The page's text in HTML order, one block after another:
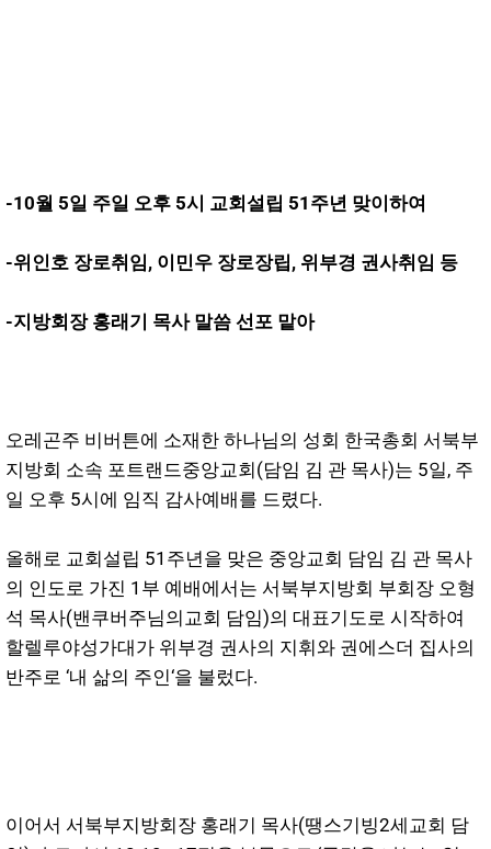
-10월 5일 주일 오후 5시 교회설립 51주년 맞이하여
-위인호 장로취임, 이민우 장로장립, 위부경 권사취임 등
-지방회장 홍래기 목사 말씀 선포 맡아
오레곤주 비버튼에 소재한 하나님의 성회 한국총회 서북부
지방회 소속 포트랜드중앙교회(담임 김 관 목사)는 5일, 주
일 오후 5시에 임직 감사예배를 드렸다.
올해로 교회설립 51주년을 맞은 중앙교회 담임 김 관 목사
의 인도로 가진 1부 예배에서는 서북부지방회 부회장 오형
석 목사(밴쿠버주님의교회 담임)의 대표기도로 시작하여
할렐루야성가대가 위부경 권사의 지휘와 권에스더 집사의
반주로 ‘내 삶의 주인‘을 불렀다.
이어서 서북부지방회장 홍래기 목사(땡스기빙2세교회 담